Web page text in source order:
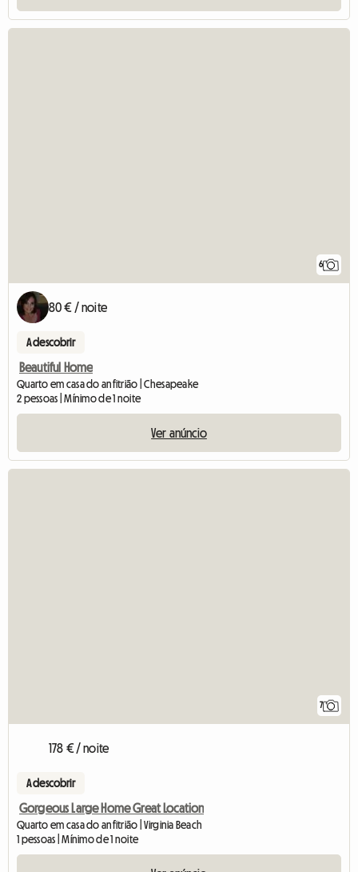
6
80 € / noite
A descobrir
Beautiful Home
Quarto em casa do anfitrião | Chesapeake
2 pessoas | Mínimo de 1 noite
Ver anúncio
7
178 € / noite
A descobrir
Gorgeous Large Home Great Location
Quarto em casa do anfitrião | Virginia Beach
1 pessoas | Mínimo de 1 noite